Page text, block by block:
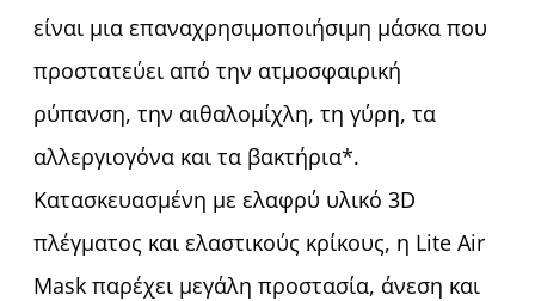
είναι μια επαναχρησιμοποιήσιμη μάσκα που
προστατεύει από την ατμοσφαιρική
ρύπανση, την αιθαλομίχλη, τη γύρη, τα
αλλεργιογόνα και τα βακτήρια*.
Κατασκευασμένη με ελαφρύ υλικό 3D
πλέγματος και ελαστικούς κρίκους, η Lite Air
Mask παρέχει μεγάλη προστασία, άνεση και